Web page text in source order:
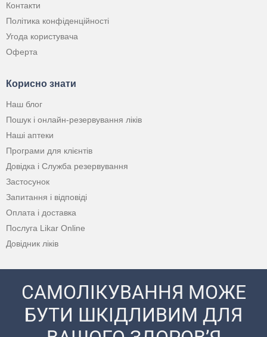
Контакти
Політика конфіденційності
Угода користувача
Оферта
Корисно знати
Наш блог
Пошук і онлайн-резервування ліків
Наші аптеки
Програми для клієнтів
Довідка і Служба резервування
Застосунок
Запитання і відповіді
Оплата і доставка
Послуга Likar Online
Довідник ліків
САМОЛІКУВАННЯ МОЖЕ
БУТИ ШКІДЛИВИМ ДЛЯ